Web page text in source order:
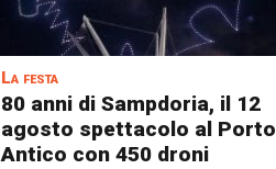
La festa
80 anni di Sampdoria, il 12
agosto spettacolo al Porto
Antico con 450 droni